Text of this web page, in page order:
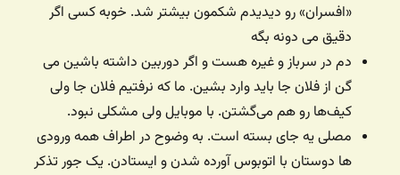
«افسران» رو دیدیدم شکمون بیشتر شد. خوبه کسی اگر
دقیق می دونه بگه
دم در سرباز و غیره هست و اگر دوربین داشته باشین می
گن از فلان جا باید وارد بشین. ما که نرفتیم فلان جا ولی
کیف‌ها رو هم می‌گشتن. با موبایل ولی مشکلی نبود.
مصلی یه جای بسته است. به وضوح در اطراف همه ورودی
ها دوستان با اتوبوس آورده شدن و ایستادن. یک جور تذکر